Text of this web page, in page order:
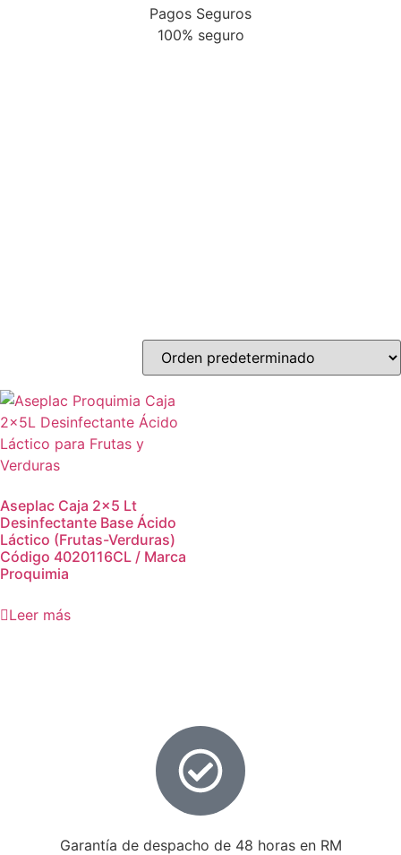
Pagos Seguros
100% seguro
Aseplac Caja 2×5 Lt
Desinfectante Base Ácido
Láctico (Frutas-Verduras)
Código 4020116CL / Marca
Proquimia
Leer más
Garantía de despacho de 48 horas en RM